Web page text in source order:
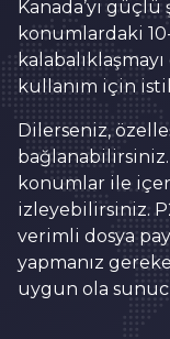
Kanada’yı
konumlardaki
kullanım için
Dilerseniz,
konumlar ile
izleyebilirsiniz.
verimli dosya
yapmanız
uygun ola